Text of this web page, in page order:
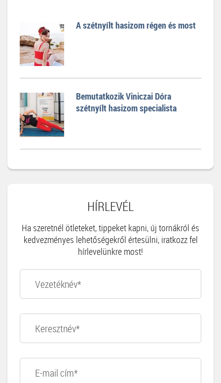
A szétnyílt hasizom régen és most
Bemutatkozik Viniczai Dóra
szétnyílt hasizom specialista
HÍRLEVÉL
Ha szeretnél ötleteket, tippeket kapni, új tornákról és
kedvezményes lehetőségekről értesülni, iratkozz fel
hírlevelünkre most!